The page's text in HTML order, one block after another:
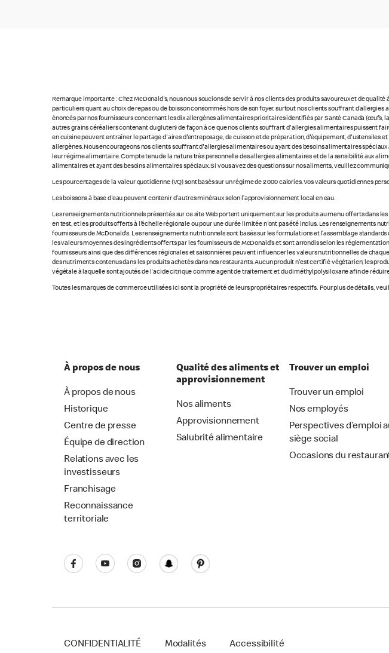
Remarque importante : Chez McDonald's, nous nous soucions de servir à nos clients des produits savoureux et de
particuliers quant au choix de repas ou de boisson consommés hors de son foyer, surtout nos clients souffrant
énoncés par nos fournisseurs concernant les dix allergènes alimentaires prioritaires identifiés par Santé Canada (œufs,
autres grains céréaliers contenant du gluten) de façon à ce que nos clients souffrant d'allergies alimentaires puissent
en cuisine peuvent entraîner le partage d'aires d'entreposage, de cuisson et de préparation, d'équipement,
allergènes. Nous encourageons nos clients souffrant d'allergies alimentaires ou ayant des besoins alimentaires spéciaux
leur régime alimentaire. Compte tenu de la nature très personnelle des allergies alimentaires et de la sensibilité aux
alimentaires et ayant des besoins alimentaires spéciaux. Si vous avez des questions sur nos aliments, veuillez
Les pourcentages de la valeur quotidienne (VQ) sont basés sur un régime de 2 000 calories. Vos valeurs quotidiennes
Les boissons à base d'eau peuvent contenir d'autres minéraux selon l’approvisionnement local en eau.
Les renseignements nutritionnels présentés sur ce site Web portent uniquement sur les produits au menu offerts dans
en test, et les produits offerts à l'échelle régionale ou pour une durée limitée n'ont pas été inclus. Les renseignements
fournisseurs de McDonald's. Les renseignements nutritionnels sont basés sur les formulations et l’assemblage
les valeurs moyennes des ingrédients offerts par les fournisseurs de McDonald's et sont arrondis selon les
fournisseurs ainsi que des différences régionales et saisonnières peuvent influencer les valeurs nutritionnelles de
des nutriments contenus dans les produits achetés dans nos restaurants. Aucun produit n'est certifié végétarien; les
végétale à laquelle sont ajoutés de l'acide citrique comme agent de traitement et du diméthylpolysiloxane afin de
Toutes les marques de commerce utilisées ici sont la propriété de leurs propriétaires respectifs. Pour plus de détails,
À propos de nous
À propos de nous
Historique
Centre de presse
Équipe de direction
Relations avec les
investisseurs
Franchisage
Reconnaissance
territoriale
Qualité des aliments et
approvisionnement
Nos aliments
Approvisionnement
Salubrité alimentaire
Trouver un emploi
Trouver un emploi
Nos employés
Perspectives d’emploi
siège social
Occasions du
CONFIDENTIALITÉ Modalités Accessibilité